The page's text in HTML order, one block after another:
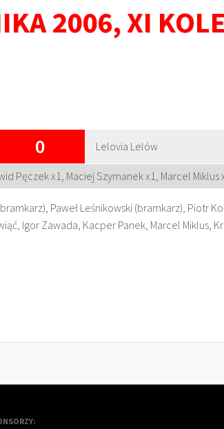
2006, XI
0 Lelovia Lelów
Pęczek x1, Maciej Szymanek x1, Marcel Miklus
Paweł Leśnikowski (bramkarz), Piotr
Igor Zawada, Kacper Panek, Marcel Miklus,